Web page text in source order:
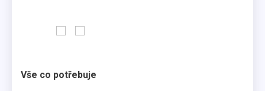
Vše co potřebuje